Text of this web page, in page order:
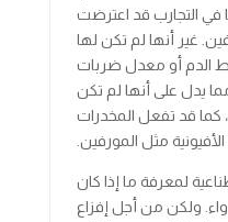
في التجارب قد اعترضت
غير أنها لم تكن لها
الدم أو معدل ضربات
يدل على أنها لم تكن
كما قد تفعل المخدرات
الأفيونية مثل المورفين.
لمعرفة ما إذا كان
ولكن من أجل إفزاع